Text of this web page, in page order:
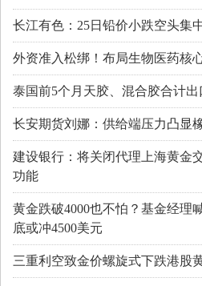
长江有色：25日铅价小跌空头集
外资准入松绑！布局生物医药核
泰国前5个月天胶、混合胶合计出
长安期货刘娜：供给端压力凸显
建设银行：将关闭代理上海黄金
功能
黄金跌破4000也不怕？基金经理
底或冲4500美元
三重利空致金价螺旋式下跌港股